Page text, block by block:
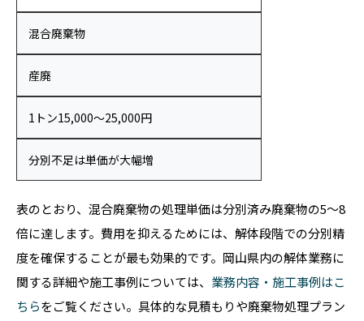
混合廃棄物
産廃
1トン15,000〜25,000円
分別不足は単価が大幅増
表のとおり、混合廃棄物の処理単価は分別済み廃棄物の5〜8
倍に達します。費用を抑えるためには、解体段階での分別精
度を確保することが最も効果的です。岡山県内の解体業務に
関する詳細や施工事例については、 業務内容・施工事例はこ
ちらをご覧ください。具体的な見積もりや廃棄物処理プラン